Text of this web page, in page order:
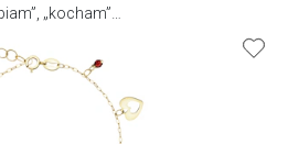
„kocham”…